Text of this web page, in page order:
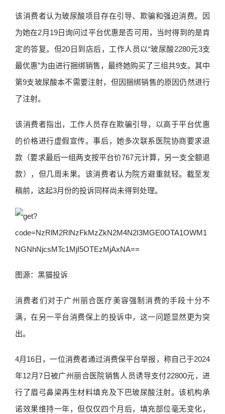
该消费者认为玻尿酸项目存在引导、欺骗和强迫消费。因
为她在2月19日询问过平台优惠是否可用，当时得到的是肯
定的答复。但20日到店后，工作人员以“玻尿酸2280元3支
最优惠”为由进行捆绑销售，最终她购买了三组共9支。其中
第9支玻尿酸本不需要注射，但因捆绑销售的原因仍然进行
了注射。
该消费者指出，工作人员存在欺骗引导，以高于平台优惠
的价格进行虚假宣传。事后，她多次联系医院协商要求退
款（要求最后一组两支按平台价767元计算，另一支全额退
款），但几周未果。该消费者认为院方避重就轻。截至发
稿前，这起3月份的投诉同样尚未得到处理。
图源：黑猫投诉
消费者们对于广州丽合医疗美容强制消费的手段十分不
满，在另一平台消费保上的投诉中，这一问题显然更为突
出。
4月16日，一位消费者通过消费保平台举报，称自己于2024
年12月7日被广州丽合医院销售人员诱导支付22800元，进
行了眉弓鼻梁再生材料填充及下巴玻尿酸注射。该机构承
诺效果维持一年，但仅仅四个月后，填充部位毫无变化，